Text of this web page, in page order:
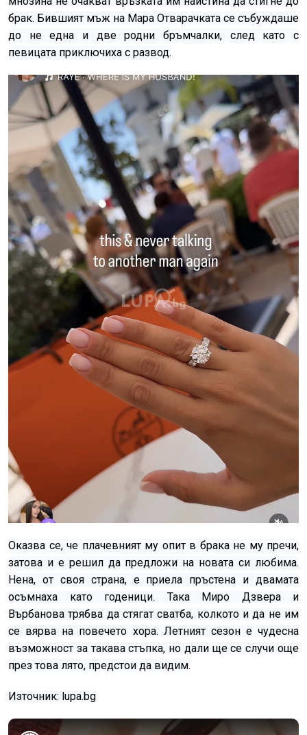
брак. Бившият мъж на Мара Отварачката се събуждаше
до не една и две родни бръмчалки, след като с
певицата приключиха с развод.
Оказва се, че плачевният му опит в брака не му пречи,
затова и е решил да предложи на новата си любима.
Нена, от своя страна, е приела пръстена и двамата
осъмнаха като годеници. Така Миро Дзвера и
Върбанова трябва да стягат сватба, колкото и да не им
се вярва на повечето хора. Летният сезон е чудесна
възможност за такава стъпка, но дали ще се случи още
през това лято, предстои да видим.
Източник: lupa.bg